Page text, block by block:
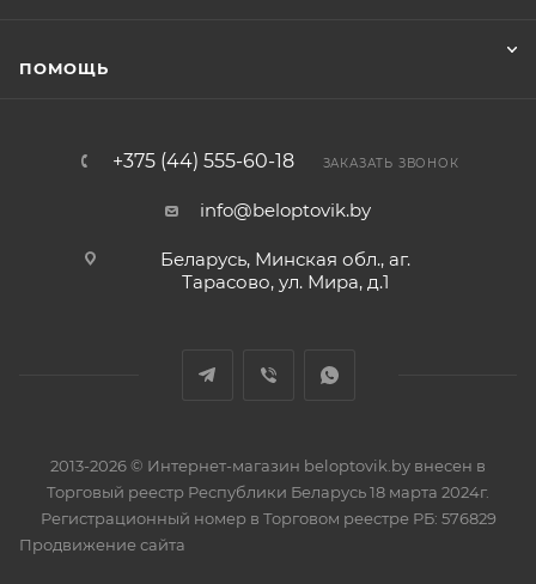
ПОМОЩЬ
+375 (44) 555-60-18 ЗАКАЗАТЬ ЗВОНОК
info@beloptovik.by
Беларусь, Минская обл., аг.
Тарасово, ул. Мира, д.1
2013-2026 © Интернет-магазин beloptovik.by внесен в
Торговый реестр Республики Беларусь 18 марта 2024г.
Регистрационный номер в Торговом реестре РБ: 576829
Продвижение сайта